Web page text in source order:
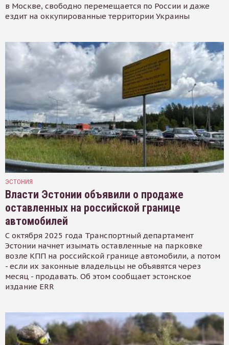
в Москве, свободно перемещается по России и даже
ездит на оккупированные территории Украины
ЭСТОНИЯ
Власти Эстонии объявили о продаже
оставленных на российской границе
автомобилей
С октября 2025 года Транспортный департамент
Эстонии начнет изымать оставленные на парковке
возле КПП на российской границе автомобили, а потом
- если их законные владельцы не объявятся через
месяц - продавать. Об этом сообщает эстонское
издание ERR